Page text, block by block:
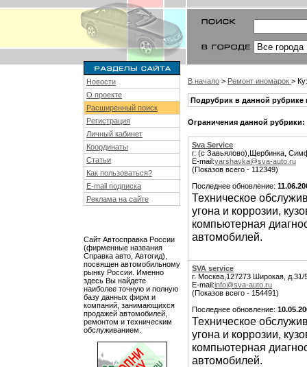
Новости
О проекте
Расширенный поиск
Регистрация
Личный кабинет
Координаты
Статьи
Как пользоваться?
E-mail подписка
Реклама на сайте
Сайт Автосправка России
(фирменные названия
Справка авто, Автогид),
посвящен автомобильному
рынку России. Именно
здесь Вы найдете
наиболее точную и полную
базу данных фирм и
компаний, занимающихся
продажей автомобилей,
ремонтом и техническим
обслуживанием.
В начало > Ремонт иномарок >
Подрубрик в данной рубрике
Ограничения данной рубрики:
Sva Service
г. (с Завьялово),Щербинка,
E-mail:varshavka@sva-auto.ru
(Показов всего - 112349)
Последнее обновление:
Техническое
угона и коррозии,
компьютерная
автомобилей.
SVA service
г. Москва,127273 Широкая,
E-mail:info@sva-auto.ru
(Показов всего - 154491)
Последнее обновление:
Техническое
угона и коррозии,
компьютерная
автомобилей.